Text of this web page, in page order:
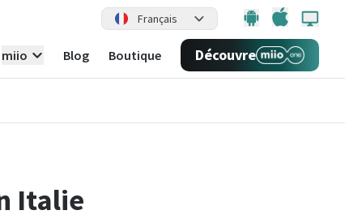
Français
miio Blog Boutique Découvre
Italie